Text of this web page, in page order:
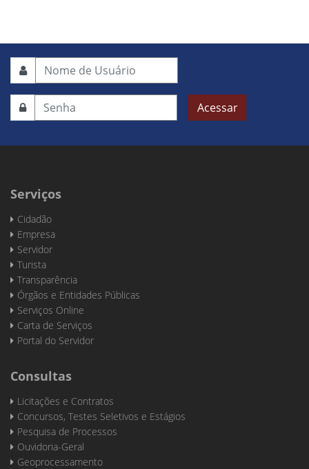
Acessar
Serviços
Cidadão
Empresa
Servidor
Turista
Transparência
Órgãos e Entidades Públicas
Serviços Online
Carta de Serviços
Portal do Servidor
Consultas
Licitações e Contratos
Concursos, Testes Seletivos e Estágios
Pesquisa de Processos
Ouvidoria-Geral
Geoprocessamento